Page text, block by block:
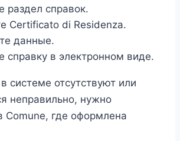
раздел справок.
Certificato di Residenza.
данные.
справку в электронном виде.
системе отсутствуют или
неправильно, нужно
Comune, где оформлена